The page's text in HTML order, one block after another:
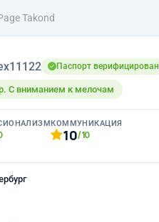
Takond
Паспорт верифицирован
С вниманием к мелочам
КОММУНИКАЦИЯ
10/10